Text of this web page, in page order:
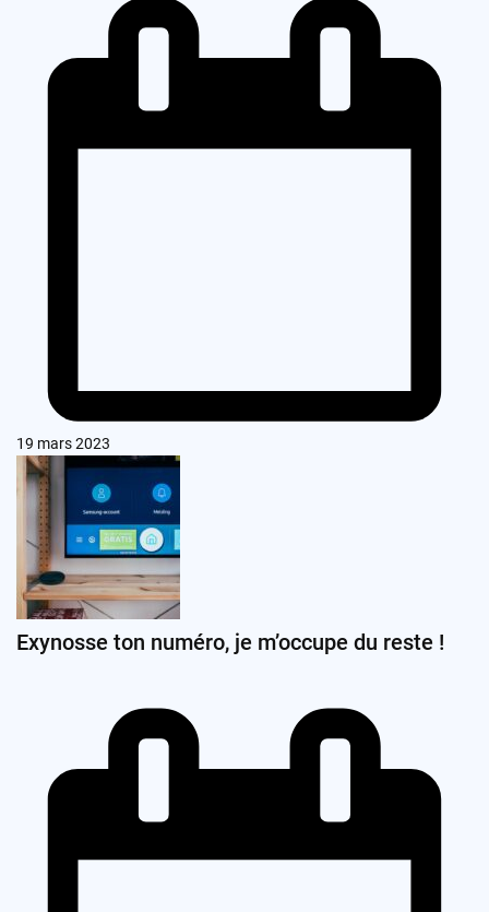
19 mars 2023
Exynosse ton numéro, je m’occupe du reste !